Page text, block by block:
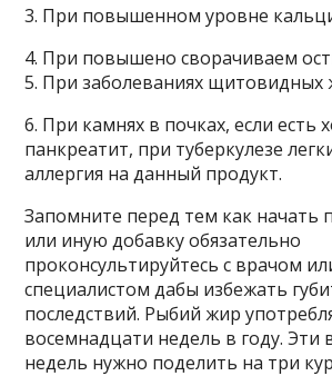
3. При повышенном уровне
4. При повышено сворачиваем
5. При заболеваниях щитовидных
6. При камнях в почках, если есть
панкреатит, при туберкулезе
аллергия на данный продукт.
Запомните перед тем как начать
или иную добавку обязательно
проконсультируйтесь с врачом
специалистом дабы избежать
последствий. Рыбий жир
восемнадцати недель в году. Эти
недель нужно поделить на три